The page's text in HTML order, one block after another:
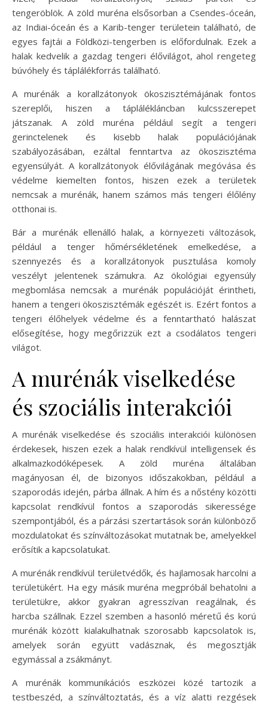
tengeröblök. A zöld muréna elsősorban a Csendes-óceán,
az Indiai-óceán és a Karib-tenger területein található, de
egyes fajtái a Földközi-tengerben is előfordulnak. Ezek a
halak kedvelik a gazdag tengeri élővilágot, ahol rengeteg
búvóhely és táplálékforrás található.
A murénák a korallzátonyok ökoszisztémájának fontos
szereplői, hiszen a táplálékláncban kulcsszerepet
játszanak. A zöld muréna például segít a tengeri
gerinctelenek és kisebb halak populációjának
szabályozásában, ezáltal fenntartva az ökoszisztéma
egyensúlyát. A korallzátonyok élővilágának megóvása és
védelme kiemelten fontos, hiszen ezek a területek
nemcsak a murénák, hanem számos más tengeri élőlény
otthonai is.
Bár a murénák ellenálló halak, a környezeti változások,
például a tenger hőmérsékletének emelkedése, a
szennyezés és a korallzátonyok pusztulása komoly
veszélyt jelentenek számukra. Az ökológiai egyensúly
megbomlása nemcsak a murénák populációját érintheti,
hanem a tengeri ökoszisztémák egészét is. Ezért fontos a
tengeri élőhelyek védelme és a fenntartható halászat
elősegítése, hogy megőrizzük ezt a csodálatos tengeri
világot.
A murénák viselkedése
és szociális interakciói
A murénák viselkedése és szociális interakciói különösen
érdekesek, hiszen ezek a halak rendkívül intelligensek és
alkalmazkodóképesek. A zöld muréna általában
magányosan él, de bizonyos időszakokban, például a
szaporodás idején, párba állnak. A hím és a nőstény közötti
kapcsolat rendkívül fontos a szaporodás sikeressége
szempontjából, és a párzási szertartások során különböző
mozdulatokat és színváltozásokat mutatnak be, amelyekkel
erősítik a kapcsolatukat.
A murénák rendkívül területvédők, és hajlamosak harcolni a
területükért. Ha egy másik muréna megpróbál behatolni a
területükre, akkor gyakran agresszívan reagálnak, és
harcba szállnak. Ezzel szemben a hasonló méretű és korú
murénák között kialakulhatnak szorosabb kapcsolatok is,
amelyek során együtt vadásznak, és megosztják
egymással a zsákmányt.
A murénák kommunikációs eszközei közé tartozik a
testbeszéd, a színváltoztatás, és a víz alatti rezgések